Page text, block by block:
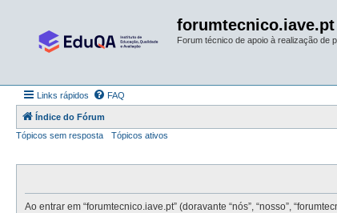
forumtecnico.iave.pt
Forum técnico de apoio à realização de
Links rápidos FAQ
Índice do Fórum
Tópicos sem resposta
Tópicos ativos
Ao entrar em “forumtecnico.iave.pt” (doravante “nós”, “nosso”,